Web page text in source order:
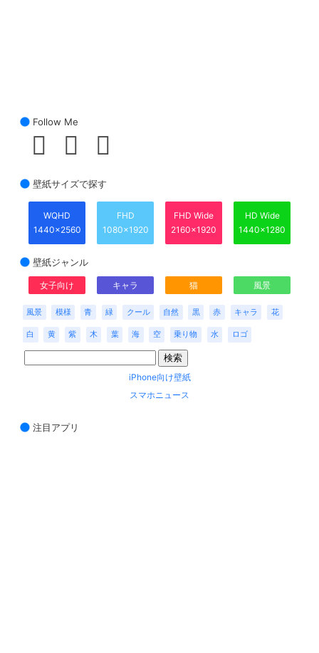
Follow Me
壁紙サイズで探す
WQHD
1440x2560
FHD
1080x1920
FHD Wide
2160x1920
HD Wide
1440x1280
壁紙ジャンル
女子向け キャラ 猫 風景
風景 模様 青 緑 クール 自然 黒 赤 キャラ 花
白 黄 紫 木 葉 海 空 乗り物 水 ロゴ
iPhone向け壁紙
スマホニュース
注目アプリ